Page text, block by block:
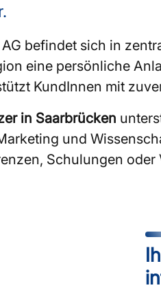
AG befindet sich in
eine persönliche
KundInnen mit
in Saarbrücken
und
Schulungen